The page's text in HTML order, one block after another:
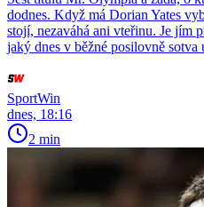
dodnes. Když má Dorian Yates
stojí, nezaváhá ani vteřinu. Je jím
jaký dnes v běžné posilovně sotva
SportWin
dnes, 18:16
2 min